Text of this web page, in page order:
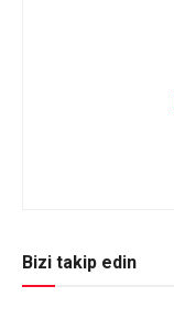
Bizi takip edin